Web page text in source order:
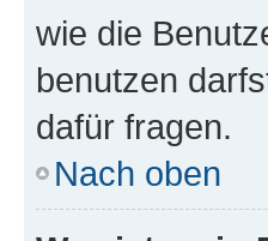
wie die
benutzen
dafür fragen.
Nach oben